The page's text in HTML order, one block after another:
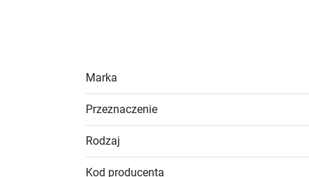
Marka
Przeznaczenie
Rodzaj
Kod producenta